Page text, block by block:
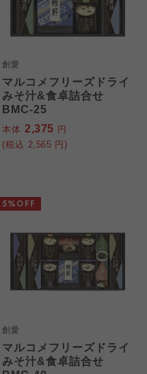
創愛
マルコメフリーズドライ
みそ汁&食卓詰合せ
BMC-25
本体 2,375 円
(税込 2,565 円)
創愛
マルコメフリーズドライ
みそ汁&食卓詰合せ
5%OFF